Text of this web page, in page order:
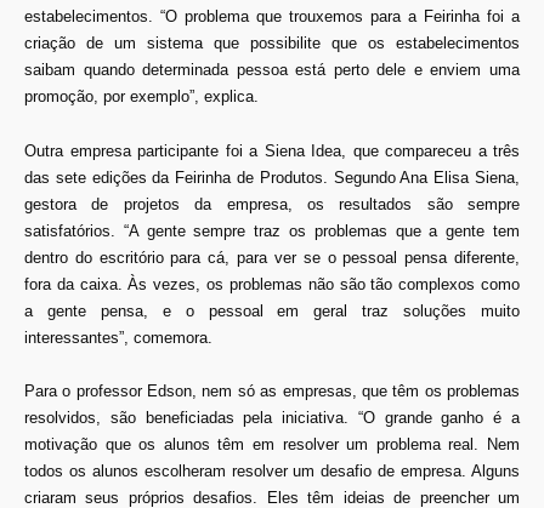
estabelecimentos. “O problema que trouxemos para a Feirinha foi a
criação de um sistema que possibilite que os estabelecimentos
saibam quando determinada pessoa está perto dele e enviem uma
promoção, por exemplo”, explica.
Outra empresa participante foi a Siena Idea, que compareceu a três
das sete edições da Feirinha de Produtos. Segundo Ana Elisa Siena,
gestora de projetos da empresa, os resultados são sempre
satisfatórios. “A gente sempre traz os problemas que a gente tem
dentro do escritório para cá, para ver se o pessoal pensa diferente,
fora da caixa. Às vezes, os problemas não são tão complexos como
a gente pensa, e o pessoal em geral traz soluções muito
interessantes”, comemora.
Para o professor Edson, nem só as empresas, que têm os problemas
resolvidos, são beneficiadas pela iniciativa. “O grande ganho é a
motivação que os alunos têm em resolver um problema real. Nem
todos os alunos escolheram resolver um desafio de empresa. Alguns
criaram seus próprios desafios. Eles têm ideias de preencher um